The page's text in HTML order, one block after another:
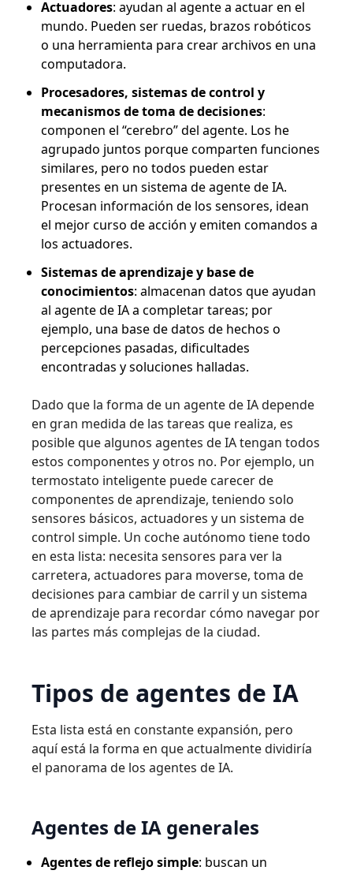
Actuadores: ayudan al agente a actuar en el
mundo. Pueden ser ruedas, brazos robóticos
o una herramienta para crear archivos en una
computadora.
Procesadores, sistemas de control y
mecanismos de toma de decisiones:
componen el “cerebro” del agente. Los he
agrupado juntos porque comparten funciones
similares, pero no todos pueden estar
presentes en un sistema de agente de IA.
Procesan información de los sensores, idean
el mejor curso de acción y emiten comandos a
los actuadores.
Sistemas de aprendizaje y base de
conocimientos: almacenan datos que ayudan
al agente de IA a completar tareas; por
ejemplo, una base de datos de hechos o
percepciones pasadas, dificultades
encontradas y soluciones halladas.
Dado que la forma de un agente de IA depende
en gran medida de las tareas que realiza, es
posible que algunos agentes de IA tengan todos
estos componentes y otros no. Por ejemplo, un
termostato inteligente puede carecer de
componentes de aprendizaje, teniendo solo
sensores básicos, actuadores y un sistema de
control simple. Un coche autónomo tiene todo
en esta lista: necesita sensores para ver la
carretera, actuadores para moverse, toma de
decisiones para cambiar de carril y un sistema
de aprendizaje para recordar cómo navegar por
las partes más complejas de la ciudad.
Tipos de agentes de IA
Esta lista está en constante expansión, pero
aquí está la forma en que actualmente dividiría
el panorama de los agentes de IA.
Agentes de IA generales
Agentes de reflejo simple: buscan un